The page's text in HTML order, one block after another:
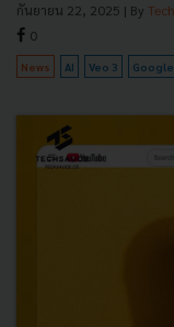
กันยายน 22, 2025 | By
0
News AI Veo 3 Google